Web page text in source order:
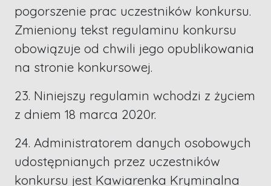
pogorszenie prac uczestników konkursu.
Zmieniony tekst regulaminu konkursu
obowiązuje od chwili jego opublikowania
na stronie konkursowej.
23. Niniejszy regulamin wchodzi z życiem
z dniem 18 marca 2020r.
24. Administratorem danych osobowych
udostępnianych przez uczestników
konkursu jest Kawiarenka Kryminalna